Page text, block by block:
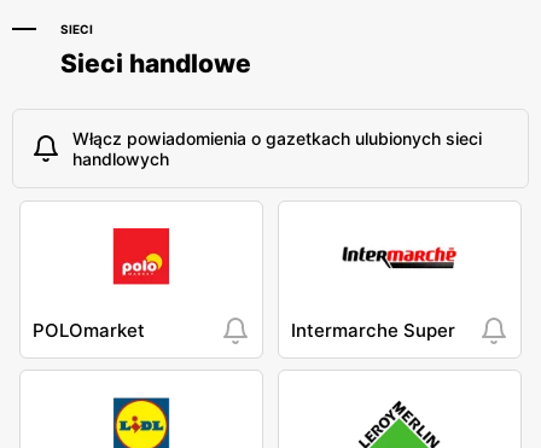
SIECI
Sieci handlowe
Włącz powiadomienia o gazetkach ulubionych sieci
handlowych
POLOmarket Intermarche Super